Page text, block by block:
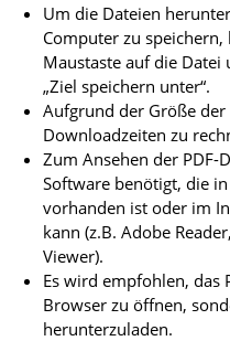
Um die Dateien
Computer zu
Maustaste auf die
„Ziel speichern unter“.
Aufgrund der Größe
Downloadzeiten zu
Zum Ansehen der PDF-
Software benötigt, die
vorhanden ist oder im
kann (z.B. Adobe
Viewer).
Es wird empfohlen, das
Browser zu öffnen,
herunterzuladen.